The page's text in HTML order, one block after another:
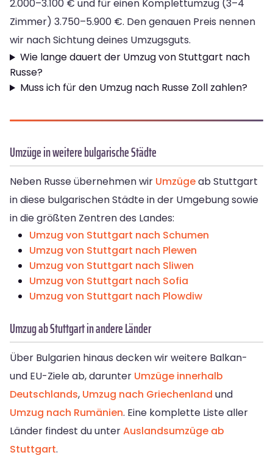
2.000–3.100 € und für einen Komplettumzug (3–4
Zimmer) 3.750–5.900 €. Den genauen Preis nennen
wir nach Sichtung deines Umzugsguts.
Wie lange dauert der Umzug von Stuttgart nach
Russe?
Muss ich für den Umzug nach Russe Zoll zahlen?
Umzüge in weitere bulgarische Städte
Neben Russe übernehmen wir Umzügeab Stuttgart
in diese bulgarischen Städte in der Umgebung sowie
in die größten Zentren des Landes:
Umzug von Stuttgart nach Schumen
Umzug von Stuttgart nach Plewen
Umzug von Stuttgart nach Sliwen
Umzug von Stuttgart nach Sofia
Umzug von Stuttgart nach Plowdiw
Umzug ab Stuttgart in andere Länder
Über Bulgarien hinaus decken wir weitere Balkan-
und EU-Ziele ab, darunter Umzüge innerhalb
Deutschlands, Umzug nach Griechenland und
Umzug nach Rumänien. Eine komplette Liste aller
Länder findest du unterAuslandsumzüge ab
Stuttgart.